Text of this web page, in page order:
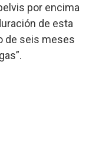
por encima
de esta
de seis meses